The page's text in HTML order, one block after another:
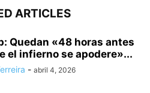
ARTICLES
Quedan «48 horas antes
el infierno se apodere»...
- abril 4, 2026